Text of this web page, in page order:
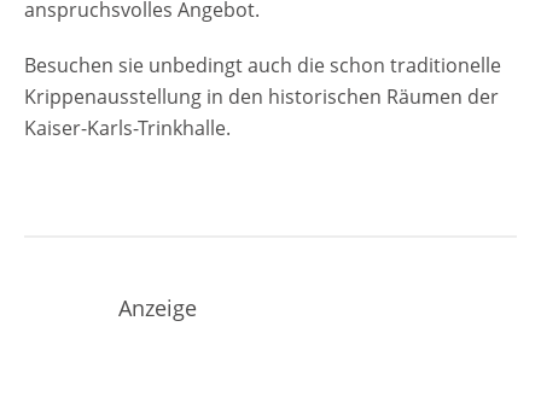
anspruchsvolles Angebot.
Besuchen sie unbedingt auch die schon traditionelle
Krippenausstellung in den historischen Räumen der
Kaiser-Karls-Trinkhalle.
Anzeige